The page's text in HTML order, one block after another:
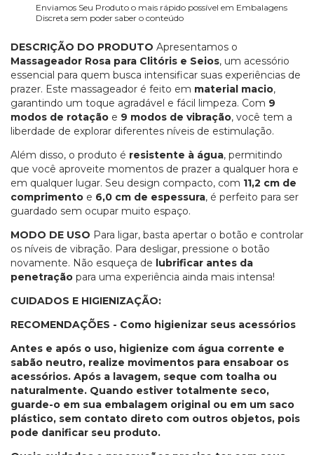
Enviamos Seu Produto o mais rápido possível em Embalagens
Discreta sem poder saber o conteúdo
DESCRIÇÃO DO PRODUTO Apresentamos o
Massageador Rosa para Clitóris e Seios, um acessório
essencial para quem busca intensificar suas experiências de
prazer. Este massageador é feito em material macio,
garantindo um toque agradável e fácil limpeza. Com 9
modos de rotação e 9 modos de vibração, você tem a
liberdade de explorar diferentes níveis de estimulação.
Além disso, o produto é resistente à água, permitindo
que você aproveite momentos de prazer a qualquer hora e
em qualquer lugar. Seu design compacto, com 11,2 cm de
comprimento e 6,0 cm de espessura, é perfeito para ser
guardado sem ocupar muito espaço.
MODO DE USO Para ligar, basta apertar o botão e controlar
os níveis de vibração. Para desligar, pressione o botão
novamente. Não esqueça de lubrificar antes da
penetração para uma experiência ainda mais intensa!
CUIDADOS E HIGIENIZAÇÃO:
RECOMENDAÇÕES - Como higienizar seus acessórios
Antes e após o uso, higienize com água corrente e
sabão neutro, realize movimentos para ensaboar os
acessórios. Após a lavagem, seque com toalha ou
naturalmente. Quando estiver totalmente seco,
guarde-o em sua embalagem original ou em um saco
plástico, sem contato direto com outros objetos, pois
pode danificar seu produto.